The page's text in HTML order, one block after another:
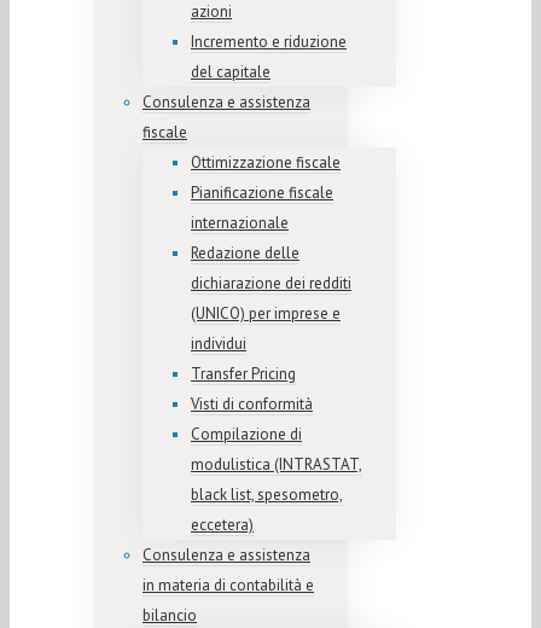
azioni
Incremento e riduzione
del capitale
Consulenza e assistenza
fiscale
Ottimizzazione fiscale
Pianificazione fiscale
internazionale
Redazione delle
dichiarazione dei redditi
(UNICO) per imprese e
individui
Transfer Pricing
Visti di conformità
Compilazione di
modulistica (INTRASTAT,
black list, spesometro,
eccetera)
Consulenza e assistenza
in materia di contabilità e
bilancio